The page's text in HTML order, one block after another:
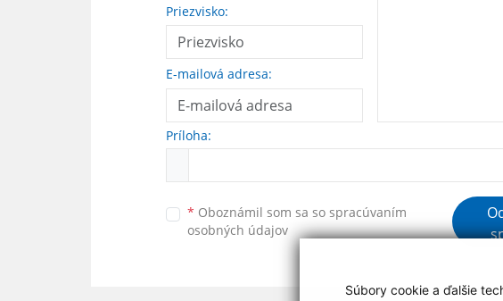
Súbory cookie a ďalšie
Priezvisko:
E-mailová adresa:
Príloha:
* Oboznámil som sa so spracúvaním
osobných údajov